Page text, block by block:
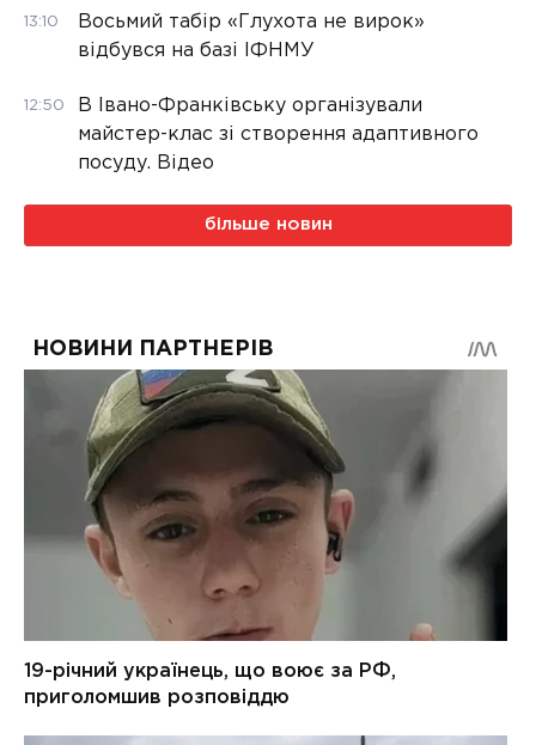
13:10
Восьмий табір «Глухота не вирок»
відбувся на базі ІФНМУ
12:50
В Івано-Франківську організували
майстер-клас зі створення адаптивного
посуду. Відео
більше новин